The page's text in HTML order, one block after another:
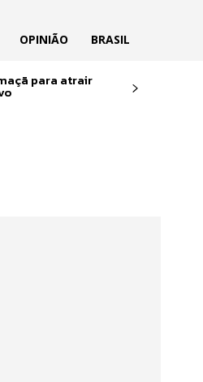
OPINIÃO BRASIL
para atrair